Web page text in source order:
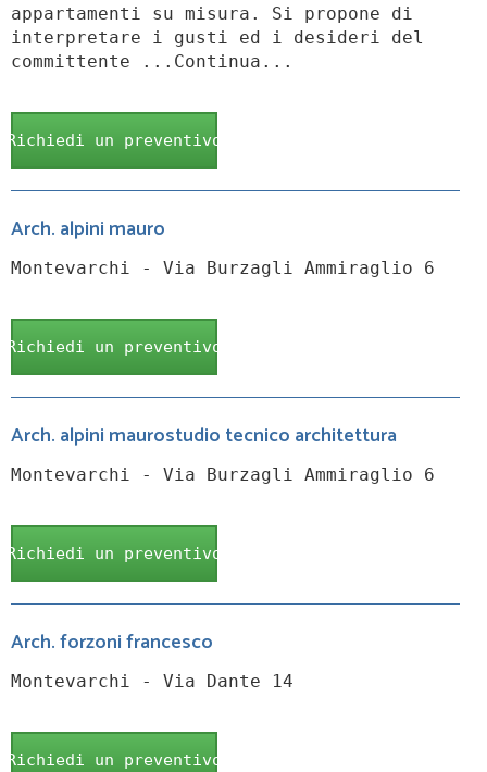
appartamenti su misura. Si propone di
interpretare i gusti ed i desideri del
committente ...Continua...
Richiedi un preventivo
Arch. alpini mauro
Montevarchi - Via Burzagli Ammiraglio 6
Richiedi un preventivo
Arch. alpini maurostudio tecnico architettura
Montevarchi - Via Burzagli Ammiraglio 6
Richiedi un preventivo
Arch. forzoni francesco
Montevarchi - Via Dante 14
Richiedi un preventivo